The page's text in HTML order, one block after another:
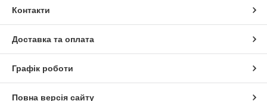
Контакти
Доставка та оплата
Графік роботи
Повна версія сайту